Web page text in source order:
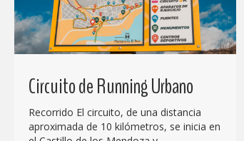
Circuito de Running Urbano
Recorrido El circuito, de una distancia
aproximada de 10 kilómetros, se inicia en